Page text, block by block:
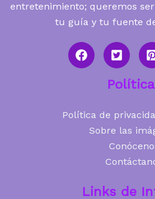
entretenimiento; queremos
tu guía y tu fuente
Política de
Sobre las
Links de